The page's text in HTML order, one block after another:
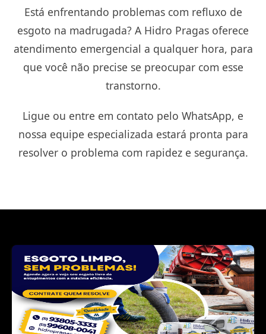
Está enfrentando problemas com refluxo de
esgoto na madrugada? A Hidro Pragas oferece
atendimento emergencial a qualquer hora, para
que você não precise se preocupar com esse
transtorno.
Ligue ou entre em contato pelo WhatsApp, e
nossa equipe especializada estará pronta para
resolver o problema com rapidez e segurança.